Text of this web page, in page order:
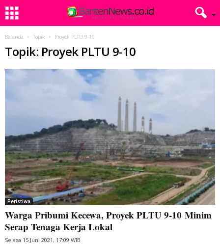
Beranda Topik Proyek PLTU 9-10
Topik: Proyek PLTU 9-10
Peristiwa
Warga Pribumi Kecewa, Proyek PLTU 9-10 Minim
Serap Tenaga Kerja Lokal
Selasa 15 Juni 2021, 17:09 WIB